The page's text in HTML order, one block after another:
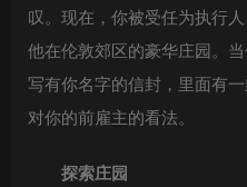
叹。现在，你被受任为执行
他在伦敦郊区的豪华庄园。
写有你名字的信封，里面有
对你的前雇主的看法。
探索庄园